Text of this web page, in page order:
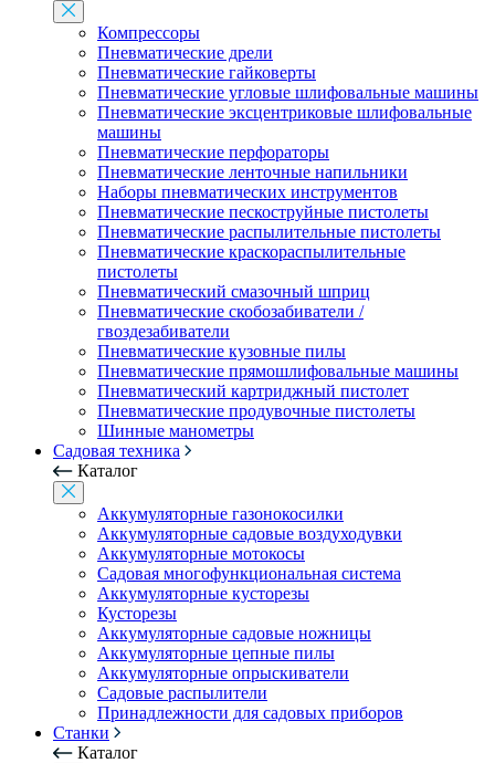
Компрессоры
Пневматические дрели
Пневматические гайковерты
Пневматические угловые шлифовальные машины
Пневматические эксцентриковые шлифовальные
машины
Пневматические перфораторы
Пневматические ленточные напильники
Наборы пневматических инструментов
Пневматические пескоструйные пистолеты
Пневматические распылительные пистолеты
Пневматические краскораспылительные
пистолеты
Пневматический смазочный шприц
Пневматические скобозабиватели /
гвоздезабиватели
Пневматические кузовные пилы
Пневматические прямошлифовальные машины
Пневматический картриджный пистолет
Пневматические продувочные пистолеты
Шинные манометры
Садовая техника
Каталог
Аккумуляторные газонокосилки
Аккумуляторные садовые воздуходувки
Аккумуляторные мотокосы
Садовая многофункциональная система
Аккумуляторные кусторезы
Кусторезы
Аккумуляторные садовые ножницы
Аккумуляторные цепные пилы
Аккумуляторные опрыскиватели
Садовые распылители
Принадлежности для садовых приборов
Станки
Каталог